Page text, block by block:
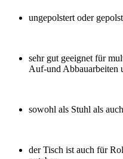
ungepolstert oder
sehr gut geeignet für
Auf-und Abbauarbeiten
sowohl als Stuhl als
der Tisch ist auch für